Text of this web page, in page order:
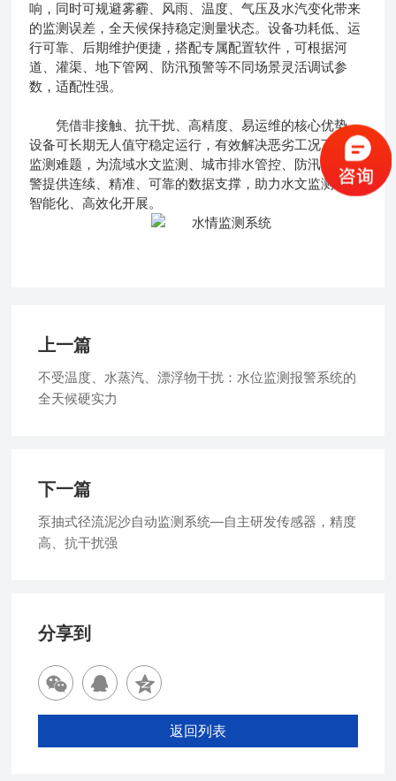
响，同时可规避雾霾、风雨、温度、气压及水汽变化带来
的监测误差，全天候保持稳定测量状态。设备功耗低、运
行可靠、后期维护便捷，搭配专属配置软件，可根据河
道、灌渠、地下管网、防汛预警等不同场景灵活调试参
数，适配性强。
凭借非接触、抗干扰、高精度、易运维的核心优势，
设备可长期无人值守稳定运行，有效解决恶劣工况下水情
监测难题，为流域水文监测、城市排水管控、防汛应急预
警提供连续、精准、可靠的数据支撑，助力水文监测工作
智能化、高效化开展。
上一篇
不受温度、水蒸汽、漂浮物干扰：水位监测报警系统的
全天候硬实力
下一篇
泵抽式径流泥沙自动监测系统—自主研发传感器，精度
高、抗干扰强
分享到
返回列表